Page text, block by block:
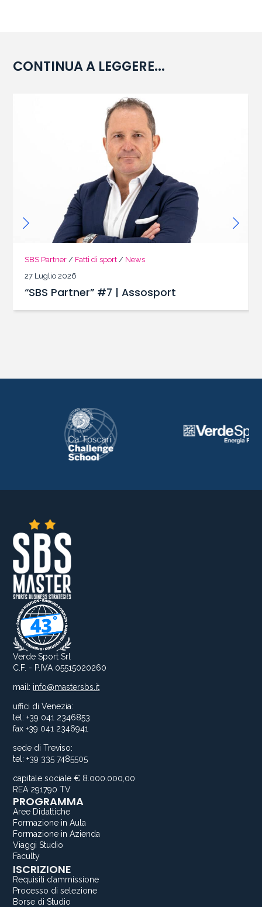
CONTINUA A LEGGERE...
SBS Partner / Fatti di sport / News
27 Luglio 2026
“SBS Partner” #7 | Assosport
Verde Sport Srl
C.F. - P.IVA 05515020260
mail: info@mastersbs.it
uffici di Venezia:
tel: +39 041 2346853
fax +39 041 2346941
sede di Treviso:
tel: +39 335 7485505
capitale sociale € 8.000.000,00
REA 291790 TV
PROGRAMMA
Aree Didattiche
Formazione in Aula
Formazione in Azienda
Viaggi Studio
Faculty
ISCRIZIONE
Requisiti d’ammissione
Processo di selezione
Borse di Studio